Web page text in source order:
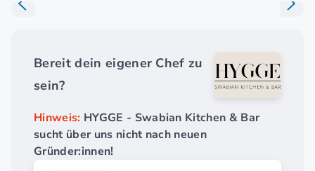
Bereit dein eigener Chef zu
sein?
Hinweis: HYGGE - Swabian Kitchen & Bar
sucht über uns nicht nach neuen
Gründer:innen!